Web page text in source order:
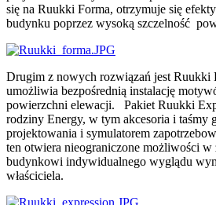
się na Ruukki Forma, otrzymuje się
budynku poprzez wysoką szczelność
Drugim z nowych rozwiązań jest Ruukki
umożliwia bezpośrednią instalację
powierzchni elewacji. Pakiet Ruukki
rodziny Energy, w tym akcesoria i taśmy
projektowania i symulatorem
ten otwiera nieograniczone możliwości w
budynkowi indywidualnego wyglądu
właściciela.